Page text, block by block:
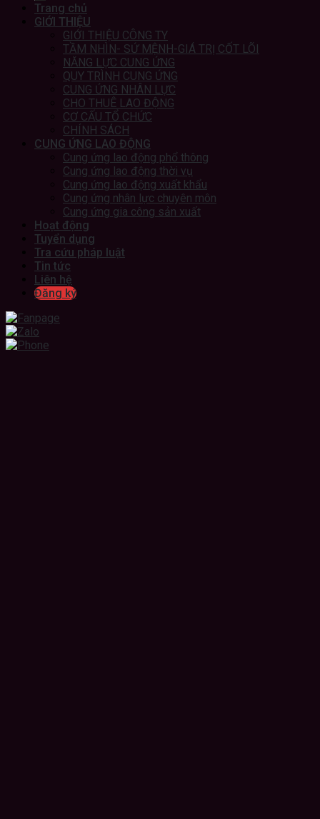
Trang chủ
GIỚI THIỆU
GIỚI THIỆU CÔNG TY
TẦM NHÌN- SỨ MỆNH-GIÁ TRỊ CỐT LÕI
NĂNG LỰC CUNG ỨNG
QUY TRÌNH CUNG ỨNG
CUNG ỨNG NHÂN LỰC
CHO THUÊ LAO ĐỘNG
CƠ CẤU TỔ CHỨC
CHÍNH SÁCH
CUNG ỨNG LAO ĐỘNG
Cung ứng lao động phổ thông
Cung ứng lao động thời vụ
Cung ứng lao động xuất khẩu
Cung ứng nhân lực chuyên môn
Cung ứng gia công sản xuất
Hoạt động
Tuyển dụng
Tra cứu pháp luật
Tin tức
Liên hệ
Đăng ký